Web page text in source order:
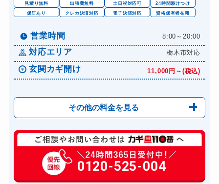
見積り無料 出張費無料 土日祝対応可
24時間駆けつけ
保証あり
クレカ決済対応 電子決済対応 資格保有者在籍
営業時間 8:00～20:00
対応エリア 栃木市対応
玄関カギ開け 11,000円～(税込)
その他の料金を見る
玄関カギ修理 6,600円～(税込)
玄関カギ作成 14,300円～(税込)
玄関カギ交換 14,300円～(税込)
0120-525-004